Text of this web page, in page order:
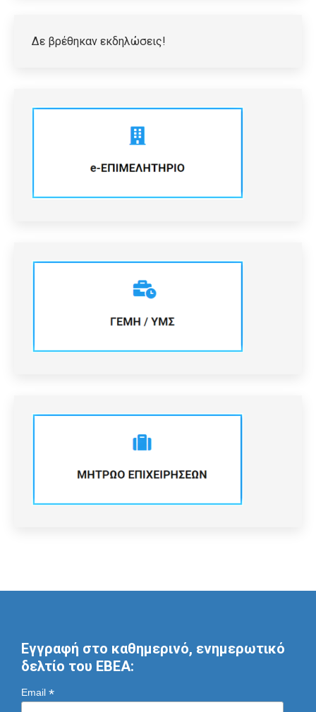
Δε βρέθηκαν εκδηλώσεις!
Εγγραφή στο καθημερινό, ενημερωτικό
δελτίο του ΕΒΕΑ:
Email *